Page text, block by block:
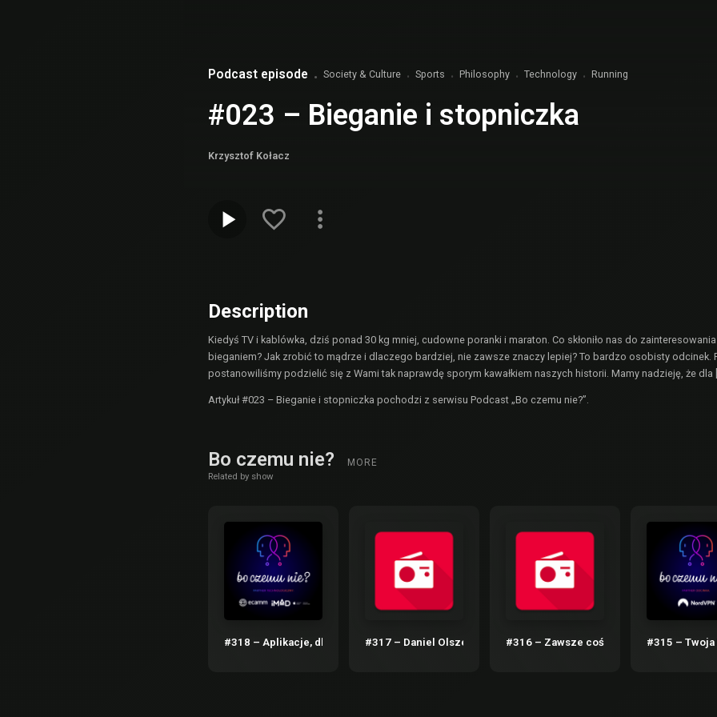
Podcast episode Society & Culture Sports Philosophy Technology Running
#023 – Bieganie i stopniczka
Krzysztof Kołacz
Description
Kiedyś TV i kablówka, dziś ponad 30 kg mniej, cudowne poranki i maraton. Co skłoniło nas do
bieganiem? Jak zrobić to mądrze i dlaczego bardziej, nie zawsze znaczy lepiej? To bardzo osobisty odcinek.
postanowiliśmy podzielić się z Wami tak naprawdę sporym kawałkiem naszych historii. Mamy nadzieję, że dla
Artykuł#023 – Bieganie i stopniczka pochodzi z serwisu Podcast „Bo czemu nie?”.
Bo czemu nie?
MORE
Related by show
#318 – Aplikacje, dla których istnieje macOS#317 – Daniel Olszewski, obniżki cen i moje paski do Apple Watch
#316 – Zawsze coś extra #315 –